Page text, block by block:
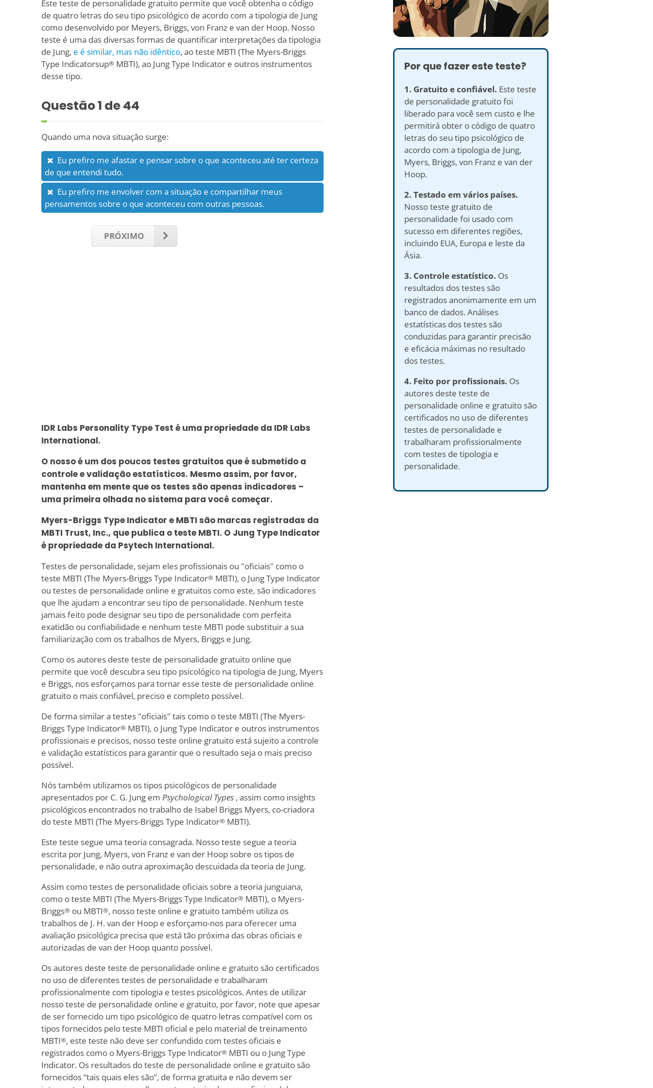
Este teste de personalidade gratuito permite que você obtenha o código
de quatro letras do seu tipo psicológico de acordo com a tipologia de Jung
como desenvolvido por Meyers, Briggs, von Franz e van der Hoop. Nosso
teste é uma das diversas formas de quantificar interpretações da tipologia
de Jung, e é similar, mas não idêntico, ao teste MBTI (The Myers-Briggs
Type Indicatorsup® MBTI), ao Jung Type Indicator e outros instrumentos
desse tipo.
Questão1 de 44
Quando uma nova situação surge:
Eu prefiro me afastar e pensar sobre o que aconteceu até ter certeza
de que entendi tudo.
Eu prefiro me envolver com a situação e compartilhar meus
pensamentos sobre o que aconteceu com outras pessoas.
PRÓXIMO
IDR Labs Personality Type Test é uma propriedade da IDR Labs
International.
O nosso é um dos poucos testes gratuitos que é submetido a
controle e validação estatísticos. Mesmo assim, por favor,
mantenha em mente que os testes são apenas indicadores –
uma primeira olhada no sistema para você começar.
Myers-Briggs Type Indicator e MBTI são marcas registradas da
MBTI Trust, Inc., que publica o teste MBTI. O Jung Type Indicator
é propriedade da Psytech International.
Testes de personalidade, sejam eles profissionais ou "oficiais" como o
teste MBTI (The Myers-Briggs Type Indicator® MBTI), o Jung Type Indicator
ou testes de personalidade online e gratuitos como este, são indicadores
que lhe ajudam a encontrar seu tipo de personalidade. Nenhum teste
jamais feito pode designar seu tipo de personalidade com perfeita
exatidão ou confiabilidade e nenhum teste MBTI pode substituir a sua
familiarização com os trabalhos de Myers, Briggs e Jung.
Como os autores deste teste de personalidade gratuito online que
permite que você descubra seu tipo psicológico na tipologia de Jung, Myers
e Briggs, nos esforçamos para tornar esse teste de personalidade online
gratuito o mais confiável, preciso e completo possível.
De forma similar a testes "oficiais" tais como o teste MBTI (The Myers-
Briggs Type Indicator® MBTI), o Jung Type Indicator e outros instrumentos
profissionais e precisos, nosso teste online gratuito está sujeito a controle
e validação estatísticos para garantir que o resultado seja o mais preciso
possível.
Nós também utilizamos os tipos psicológicos de personalidade
apresentados por C. G. Jung em Psychological Types , assim como insights
psicológicos encontrados no trabalho de Isabel Briggs Myers, co-criadora
do teste MBTI (The Myers-Briggs Type Indicator® MBTI).
Este teste segue uma teoria consagrada. Nosso teste segue a teoria
escrita por Jung, Myers, von Franz e van der Hoop sobre os tipos de
personalidade, e não outra aproximação descuidada da teoria de Jung.
Assim como testes de personalidade oficiais sobre a teoria junguiana,
como o teste MBTI (The Myers-Briggs Type Indicator® MBTI), o Myers-
Briggs® ou MBTI®, nosso teste online e gratuito também utiliza os
trabalhos de J. H. van der Hoop e esforçamo-nos para oferecer uma
avaliação psicológica precisa que está tão próxima das obras oficiais e
autorizadas de van der Hoop quanto possível.
Os autores deste teste de personalidade online e gratuito são certificados
no uso de diferentes testes de personalidade e trabalharam
profissionalmente com tipologia e testes psicológicos. Antes de utilizar
nosso teste de personalidade online e gratuito, por favor, note que apesar
de ser fornecido um tipo psicológico de quatro letras compatível com os
tipos fornecidos pelo teste MBTI oficial e pelo material de treinamento
MBTI®, este teste não deve ser confundido com testes oficiais e
registrados como o Myers-Briggs Type Indicator® MBTI ou o Jung Type
Indicator. Os resultados do teste de personalidade online e gratuito são
fornecidos “tais quais eles são”, de forma gratuita e não devem ser
Por que fazer este teste?
1. Gratuito e confiável. Este teste
de personalidade gratuito foi
liberado para você sem custo e lhe
permitirá obter o código de quatro
letras do seu tipo psicológico de
acordo com a tipologia de Jung,
Myers, Briggs, von Franz e van der
Hoop.
2. Testado em vários países.
Nosso teste gratuito de
personalidade foi usado com
sucesso em diferentes regiões,
incluindo EUA, Europa e leste da
Ásia.
3. Controle estatístico. Os
resultados dos testes são
registrados anonimamente em um
banco de dados. Análises
estatísticas dos testes são
conduzidas para garantir precisão
e eficácia máximas no resultado
dos testes.
4. Feito por profissionais. Os
autores deste teste de
personalidade online e gratuito são
certificados no uso de diferentes
testes de personalidade e
trabalharam profissionalmente
com testes de tipologia e
personalidade.